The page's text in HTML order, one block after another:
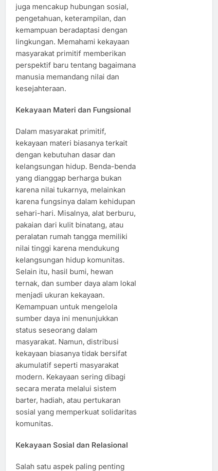
juga mencakup hubungan sosial,
pengetahuan, keterampilan, dan
kemampuan beradaptasi dengan
lingkungan. Memahami kekayaan
masyarakat primitif memberikan
perspektif baru tentang bagaimana
manusia memandang nilai dan
kesejahteraan.
Kekayaan Materi dan Fungsional
Dalam masyarakat primitif,
kekayaan materi biasanya terkait
dengan kebutuhan dasar dan
kelangsungan hidup. Benda-benda
yang dianggap berharga bukan
karena nilai tukarnya, melainkan
karena fungsinya dalam kehidupan
sehari-hari. Misalnya, alat berburu,
pakaian dari kulit binatang, atau
peralatan rumah tangga memiliki
nilai tinggi karena mendukung
kelangsungan hidup komunitas.
Selain itu, hasil bumi, hewan
ternak, dan sumber daya alam lokal
menjadi ukuran kekayaan.
Kemampuan untuk mengelola
sumber daya ini menunjukkan
status seseorang dalam
masyarakat. Namun, distribusi
kekayaan biasanya tidak bersifat
akumulatif seperti masyarakat
modern. Kekayaan sering dibagi
secara merata melalui sistem
barter, hadiah, atau pertukaran
sosial yang memperkuat solidaritas
komunitas.
Kekayaan Sosial dan Relasional
Salah satu aspek paling penting